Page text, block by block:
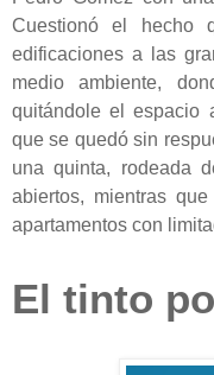
Cuestionó el hecho
edificaciones a las
medio ambiente,
quitándole el espacio
que se quedó sin
una quinta, rodeada
abiertos, mientras
apartamentos con
El tinto